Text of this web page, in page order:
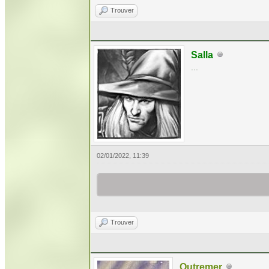
Trouver
Salla
02/01/2022, 11:39
Trouver
Outremer